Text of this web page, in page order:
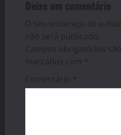
v
i
g
a
Deixe um comentário
O seu endereço de e-mail
não será publicado.
Campos obrigatórios são
marcados com *
Comentário *